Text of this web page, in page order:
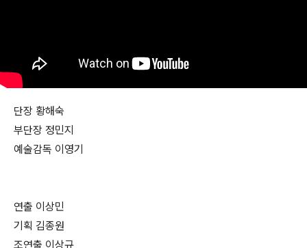
단장 황해숙
부단장 정민지
예술감독 이영기
연출 이상민
기획 김종원
조연출 이상규